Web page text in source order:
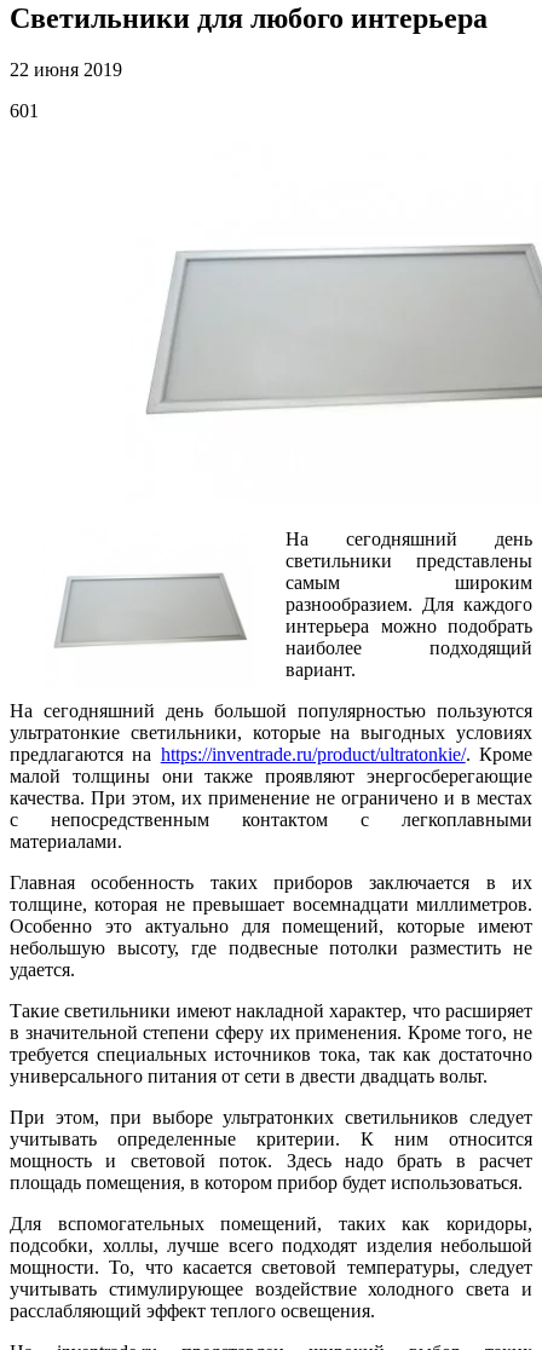
Светильники для любого интерьера
22 июня 2019
601
На сегодняшний день
светильники представлены
самым широким
разнообразием. Для каждого
интерьера можно подобрать
наиболее подходящий
вариант.
На сегодняшний день большой популярностью пользуются
ультратонкие светильники, которые на выгодных условиях
предлагаются на https://inventrade.ru/product/ultratonkie/. Кроме
малой толщины они также проявляют энергосберегающие
качества. При этом, их применение не ограничено и в местах
с непосредственным контактом с легкоплавными
материалами.
Главная особенность таких приборов заключается в их
толщине, которая не превышает восемнадцати миллиметров.
Особенно это актуально для помещений, которые имеют
небольшую высоту, где подвесные потолки разместить не
удается.
Такие светильники имеют накладной характер, что расширяет
в значительной степени сферу их применения. Кроме того, не
требуется специальных источников тока, так как достаточно
универсального питания от сети в двести двадцать вольт.
При этом, при выборе ультратонких светильников следует
учитывать определенные критерии. К ним относится
мощность и световой поток. Здесь надо брать в расчет
площадь помещения, в котором прибор будет использоваться.
Для вспомогательных помещений, таких как коридоры,
подсобки, холлы, лучше всего подходят изделия небольшой
мощности. То, что касается световой температуры, следует
учитывать стимулирующее воздействие холодного света и
расслабляющий эффект теплого освещения.